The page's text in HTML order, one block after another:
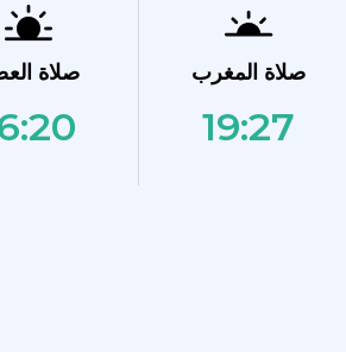
صلاة صلاة المغرب
19:27